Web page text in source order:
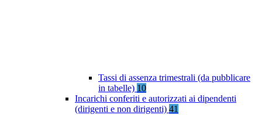
Tassi di assenza trimestrali (da pubblicare
in tabelle) 10
Incarichi conferiti e autorizzati ai dipendenti
(dirigenti e non dirigenti) 41